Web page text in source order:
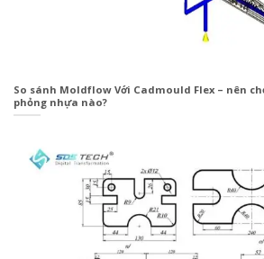
So sánh Moldflow Với Cadmould Flex – nên
phỏng nhựa nào?